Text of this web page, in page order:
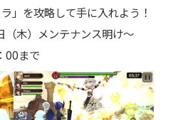
」を攻略して手に入れよう！
木）メンテナンス明け～
00まで